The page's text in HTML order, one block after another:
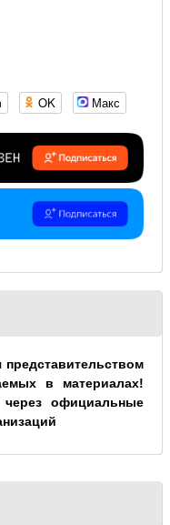
OK Макс
в материалах!
официальные